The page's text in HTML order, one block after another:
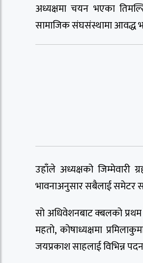
अध्यक्षमा चयन भएका
सामाजिक संघसंस्थामा आवद्ध
उहाँले अध्यक्षको जिम्मेवारी
भावनाअनुसार सबैलाई समेटर
सो अधिवेशनबाट क्बलको प्रथम
महतो, कोषाध्यक्षमा
जयप्रकाश साहलाई विभिन्न